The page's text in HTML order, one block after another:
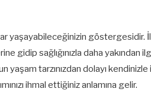
yaşayabileceğinizin göstergesidir.
gidip sağlığınızla daha yakından
yaşam tarzınızdan dolayı
ihmal ettiğiniz anlamına gelir.